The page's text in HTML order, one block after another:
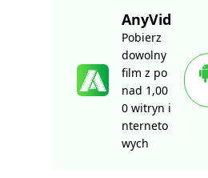
AnyVid
Pobierz
dowolny
film z po
nad 1,00
0 witryn i
nterneto
wych